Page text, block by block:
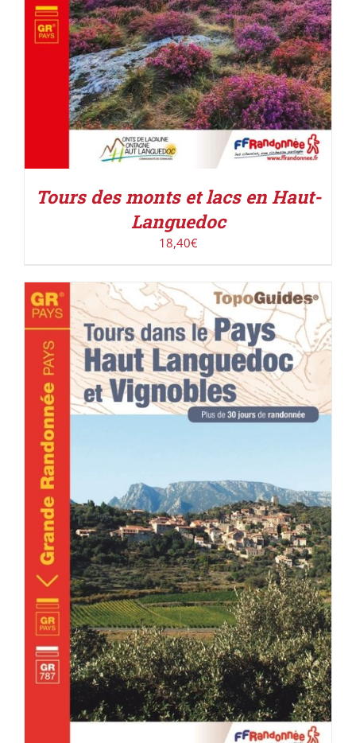
Tours des monts et lacs en Haut-
Languedoc
18,40€
ACHETER LE PRODUIT / DÉTAILS